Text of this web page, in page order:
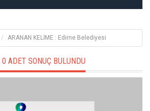
ARANAN KELİME : Edirne Belediyesi
0 ADET SONUÇ BULUNDU